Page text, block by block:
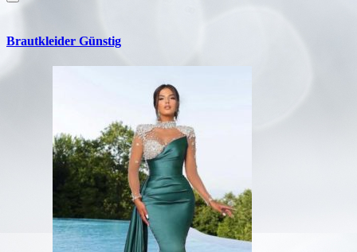
Brautkleider Günstig